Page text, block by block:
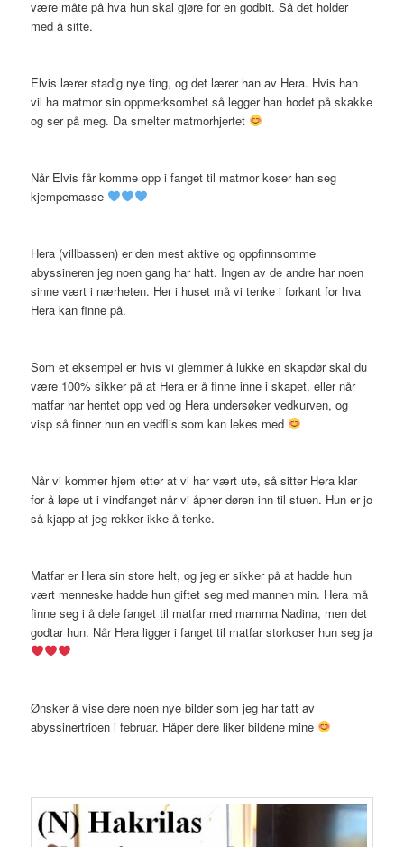
være måte på hva hun skal gjøre for en godbit. Så det holder
med å sitte.
Elvis lærer stadig nye ting, og det lærer han av Hera. Hvis han
vil ha matmor sin oppmerksomhet så legger han hodet på skakke
og ser på meg. Da smelter matmorhjertet
Når Elvis får komme opp i fanget til matmor koser han seg
kjempemasse
Hera (villbassen) er den mest aktive og oppfinnsomme
abyssineren jeg noen gang har hatt. Ingen av de andre har noen
sinne vært i nærheten. Her i huset må vi tenke i forkant for hva
Hera kan finne på.
Som et eksempel er hvis vi glemmer å lukke en skapdør skal du
være 100% sikker på at Hera er å finne inne i skapet, eller når
matfar har hentet opp ved og Hera undersøker vedkurven, og
visp så finner hun en vedflis som kan lekes med
Når vi kommer hjem etter at vi har vært ute, så sitter Hera klar
for å løpe ut i vindfanget når vi åpner døren inn til stuen. Hun er jo
så kjapp at jeg rekker ikke å tenke.
Matfar er Hera sin store helt, og jeg er sikker på at hadde hun
vært menneske hadde hun giftet seg med mannen min. Hera må
finne seg i å dele fanget til matfar med mamma Nadina, men det
godtar hun. Når Hera ligger i fanget til matfar storkoser hun seg ja
Ønsker å vise dere noen nye bilder som jeg har tatt av
abyssinertrioen i februar. Håper dere liker bildene mine